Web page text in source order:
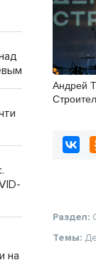
Андрей
Раздел:
Темы:
на